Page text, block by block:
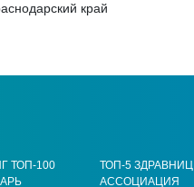
край
ТОП-100
ТОП-5 ЗДРАВНИЦ
АССОЦИАЦИЯ